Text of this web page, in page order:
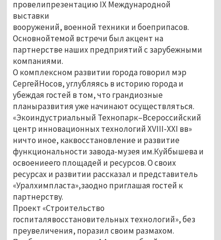
провелипрезентацию IX Международной
выставки
вооружений, военной техники и боеприпасов.
Основнойтемой встречи был акцент на
партнерстве наших предприятий с зарубежными
компаниями.
О комплексном развитии города говорил мэр
СергейНосов, углубляясь в историю города и
убеждая гостей в том, что грандиозные
планыразвития уже начинают осуществляться.
«Экоиндустриальный Технопарк–Всероссийский
центр инновационных технологий XVIII-XXI вв»
ничто иное, каквосстановление и развитие
функциональности завода-музея им.Куйбышева и
освоениеего площадей и ресурсов. О своих
ресурсах и развитии рассказал и представитель
«Уралхимпласта»,заодно приглашая гостей к
партнерству.
Проект «Строительство
госпиталявосстановительных технологий», без
преувеличения, поразил своим размахом.